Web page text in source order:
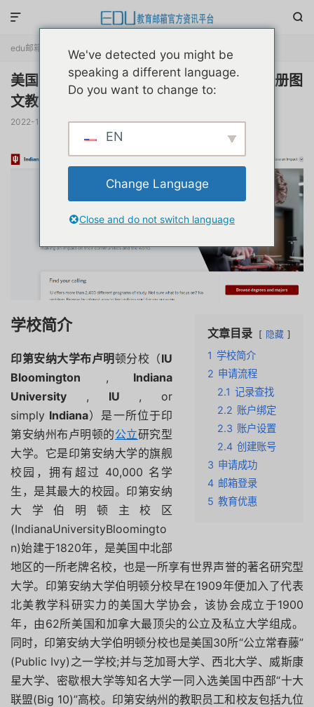


edu邮箱申请 正文
美国印第安纳大学留学校友edu邮箱申请注册图
文教程
2022-12-26 阅读(15788) 评论(0)  赞(18)
文章目录 隐藏
1 学校简介
2 申请流程
2.1 记录查找
2.2 账户绑定
2.3 账户设置
2.4 创建账号
3 申请成功
4 邮箱登录
5 教育优惠
学校简介
印第安纳大学布卢明顿分校（IU
Bloomington , Indiana
University , IU , or
simply Indiana）是一所位于印
第安纳州布卢明顿的公立研究型
大学。它是印第安纳大学的旗舰
校园，拥有超过 40,000 名学
生，是其最大的校园。印第安纳
大学伯明顿主校区
(IndianaUniversityBloomingto
n)始建于1820年，是美国中北部
地区的一所老牌名校，也是一所享有世界声誉的著名研究型
大学。印第安纳大学伯明顿分校早在1909年便加入了代表
北美教学科研实力的美国大学协会，该协会成立于1900
年，由62所美国和加拿大最顶尖的公立及私立大学组成。
同时，印第安纳大学伯明顿分校也是美国30所“公立常春藤”
(Public Ivy)之一学校;并与芝加哥大学、西北大学、威斯康
星大学、密歇根大学等知名大学一同入选美国中西部“十大
联盟(Big 10)”高校。印第安纳州的教职员工和校友包括九位
We've detected you might be
speaking a different language.
Do you want to change to:
EN
Change Language
Close and do not switch language